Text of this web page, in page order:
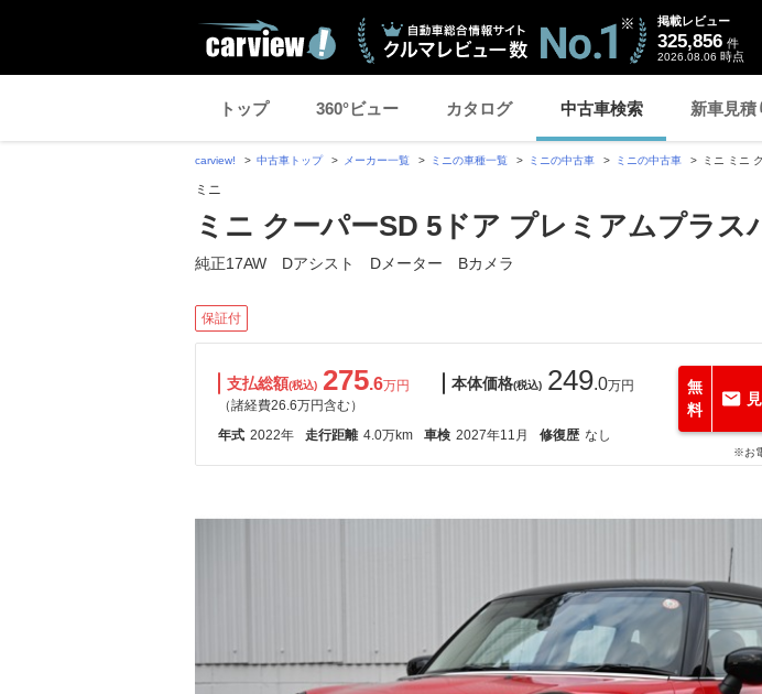
掲載レビュー
325,856 件
2026.08.06 時点
トップ 360°ビュー カタログ 中古車検索 新車見積
carview! 中古車トップ メーカー一覧 ミニの車種一覧 ミニの中古車 ミニの中古車 ミニ ミニ
ミニ
ミニ クーパーSD 5ドア プレミアムプラス
純正17AW Dアシスト Dメーター Bカメラ
保証付
支払総額(税込) 275.6万円
（諸経費26.6万円含む）
本体価格(税込) 249.0万円
年式 2022年 走行距離 4.0万km 車検 2027年11月 修復歴 なし
無
料
※お